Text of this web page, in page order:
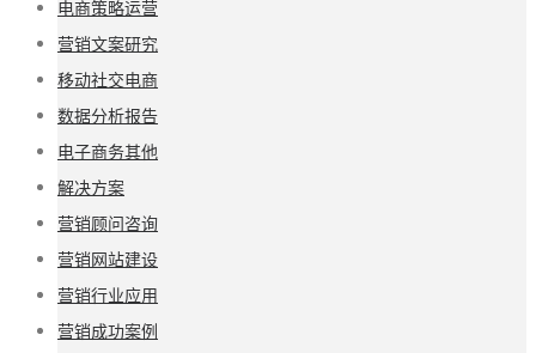
电商策略运营
营销文案研究
移动社交电商
数据分析报告
电子商务其他
解决方案
营销顾问咨询
营销网站建设
营销行业应用
营销成功案例